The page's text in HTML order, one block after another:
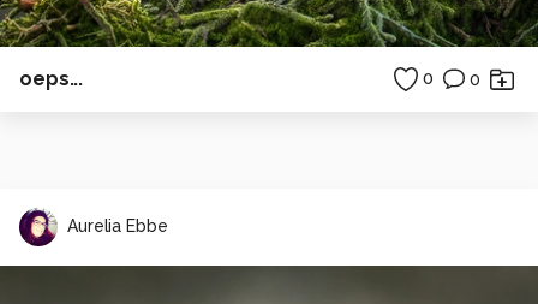
oeps... 0 0
Aurelia Ebbe